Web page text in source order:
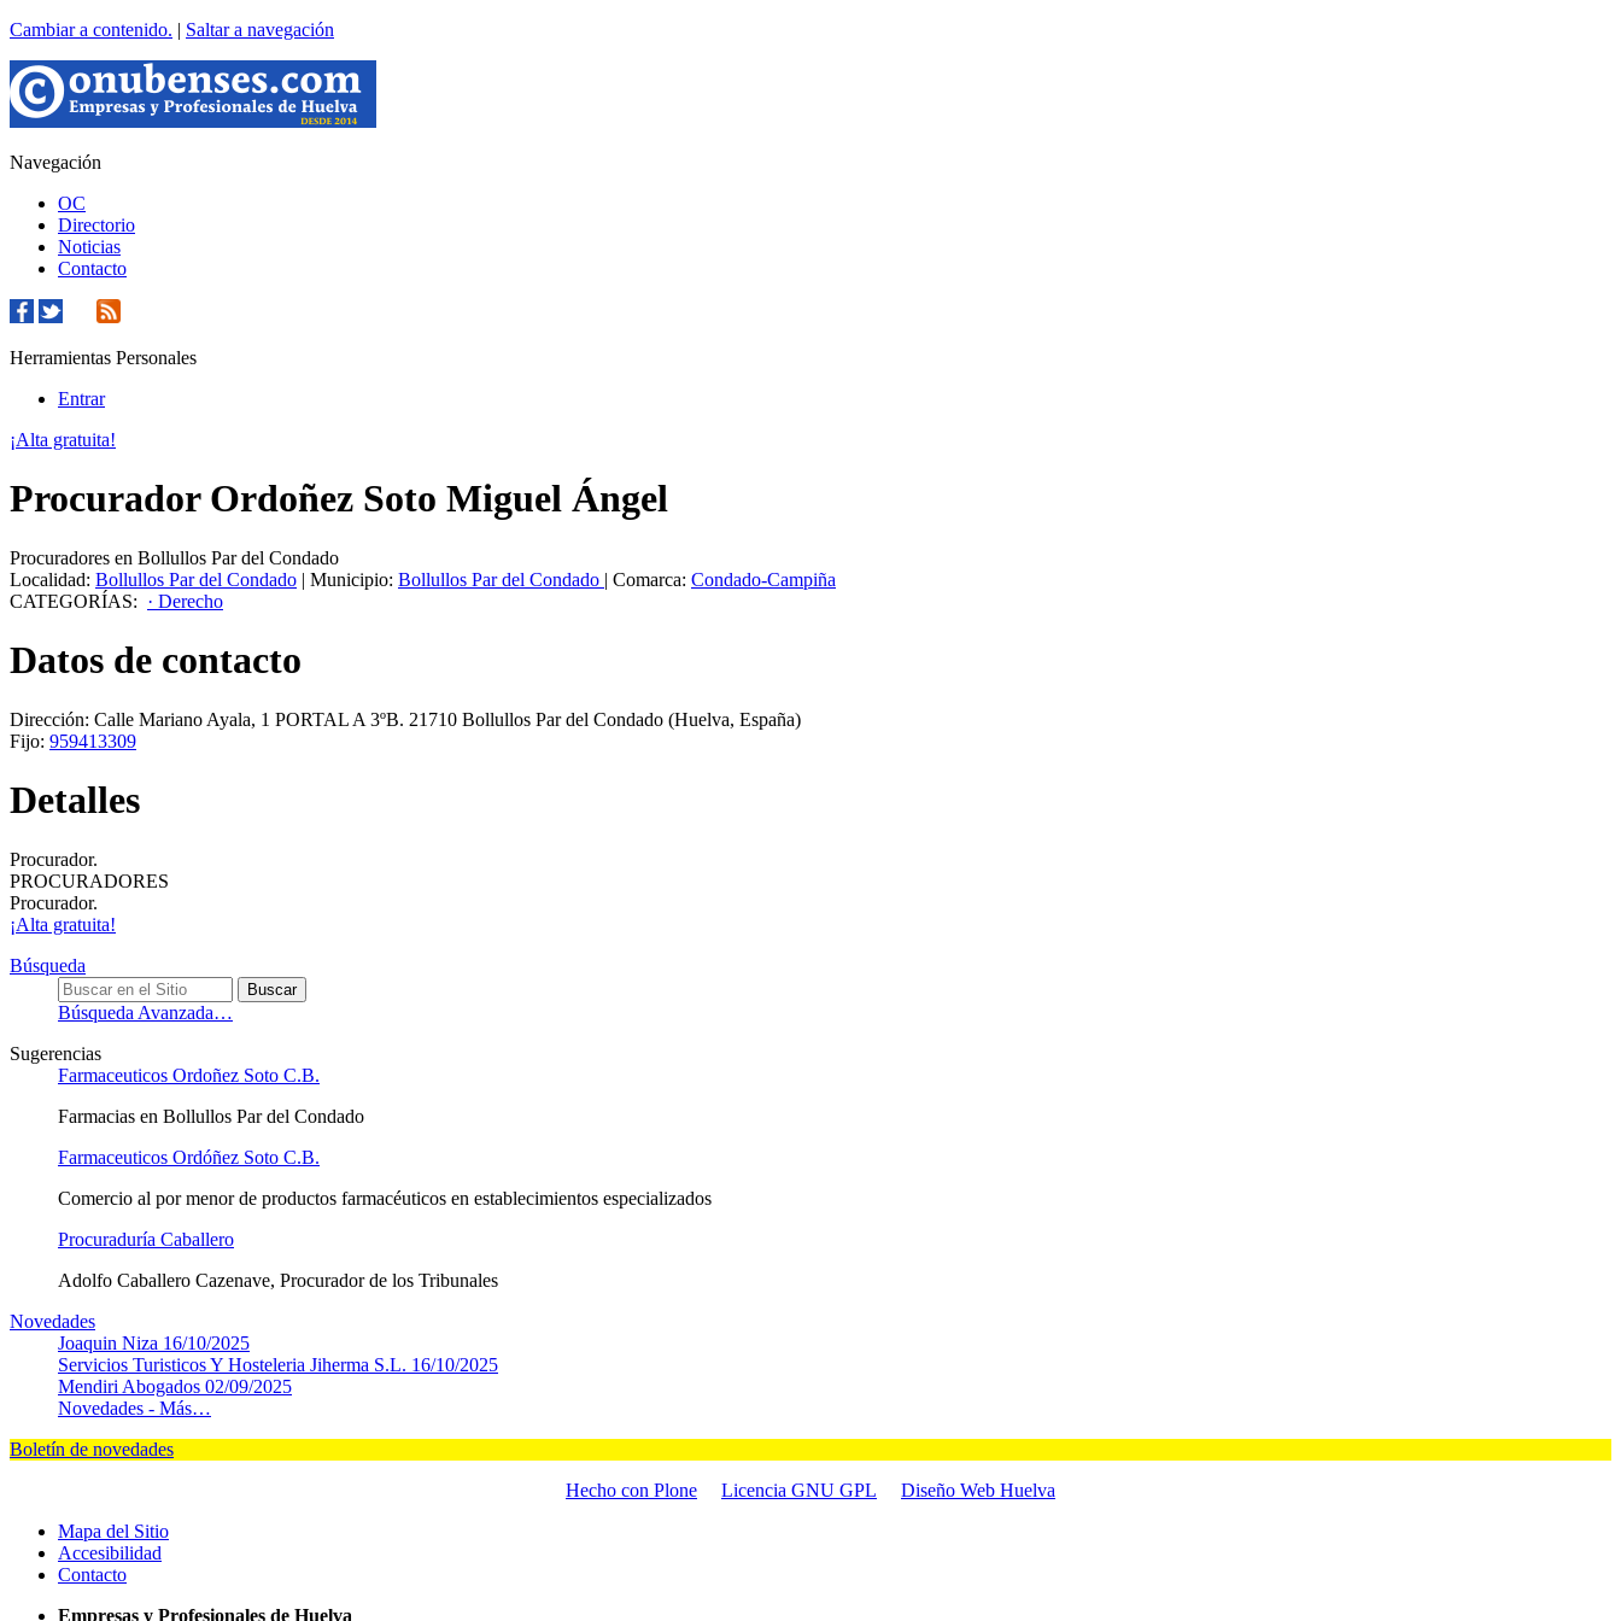
Cambiar a contenido. | Saltar a navegación
Navegación
OC
Directorio
Noticias
Contacto
Herramientas Personales
Entrar
¡Alta gratuita!
Procurador Ordoñez Soto Miguel Ángel
Procuradores en Bollullos Par del Condado
Localidad: Bollullos Par del Condado | Municipio: Bollullos Par del Condado | Comarca: Condado-Campiña
CATEGORÍAS: · Derecho
Datos de contacto
Dirección: Calle Mariano Ayala, 1 PORTAL A 3ºB. 21710 Bollullos Par del Condado (Huelva, España)
Fijo: 959413309
Detalles
Procurador.
PROCURADORES
Procurador.
¡Alta gratuita!
Búsqueda
Búsqueda Avanzada…
Sugerencias
Farmaceuticos Ordoñez Soto C.B.
Farmacias en Bollullos Par del Condado
Farmaceuticos Ordóñez Soto C.B.
Comercio al por menor de productos farmacéuticos en establecimientos especializados
Procuraduría Caballero
Adolfo Caballero Cazenave, Procurador de los Tribunales
Novedades
Joaquin Niza 16/10/2025
Servicios Turisticos Y Hosteleria Jiherma S.L. 16/10/2025
Mendiri Abogados 02/09/2025
Novedades - Más…
Boletín de novedades
Hecho con Plone
Licencia GNU GPL
Diseño Web Huelva
Mapa del Sitio
Accesibilidad
Contacto
Empresas y Profesionales de Huelva